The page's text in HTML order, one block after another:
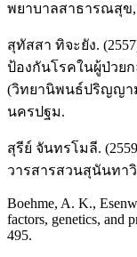
พยาบาลสาธารณสุข,
สุทัสสา ทิจะยัง.
ป้องกันโรคในผู้ป่วย
(วิทยานิพนธ์ปริญญา
นครปฐม.
สุรีย์ จันทรโมลี.
วารสารสวนสุนันทาวิ
Boehme, A. K.,
factors, genetics, and
495.